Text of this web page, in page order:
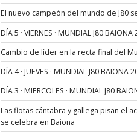
El nuevo campeón del mundo de J80
DÍA 5 · VIERNES · MUNDIAL J80 BAIONA
Cambio de líder en la recta final del
DÍA 4 · JUEVES · MUNDIAL J80 BAIONA
DÍA 3 · MIERCOLES · MUNDIAL J80
Las flotas cántabra y gallega pisan el
se celebra en Baiona